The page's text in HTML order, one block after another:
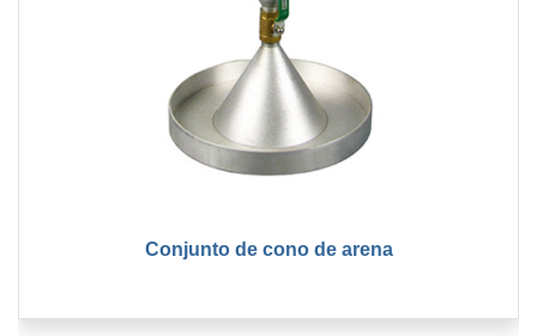
Conjunto de cono de arena